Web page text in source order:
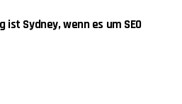
Sydney, wenn es um SEO